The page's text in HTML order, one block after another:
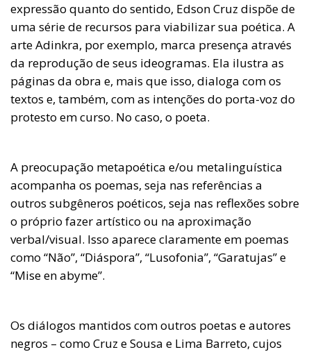
expressão quanto do sentido, Edson Cruz dispõe de
uma série de recursos para viabilizar sua poética. A
arte Adinkra, por exemplo, marca presença através
da reprodução de seus ideogramas. Ela ilustra as
páginas da obra e, mais que isso, dialoga com os
textos e, também, com as intenções do porta-voz do
protesto em curso. No caso, o poeta.
A preocupação metapoética e/ou metalinguística
acompanha os poemas, seja nas referências a
outros subgêneros poéticos, seja nas reflexões sobre
o próprio fazer artístico ou na aproximação
verbal/visual. Isso aparece claramente em poemas
como “Não”, “Diáspora”, “Lusofonia”, “Garatujas” e
“Mise en abyme”.
Os diálogos mantidos com outros poetas e autores
negros – como Cruz e Sousa e Lima Barreto, cujos